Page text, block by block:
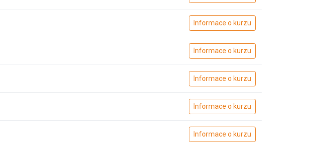
Informace o kurzu
Informace o kurzu
Informace o kurzu
Informace o kurzu
Informace o kurzu